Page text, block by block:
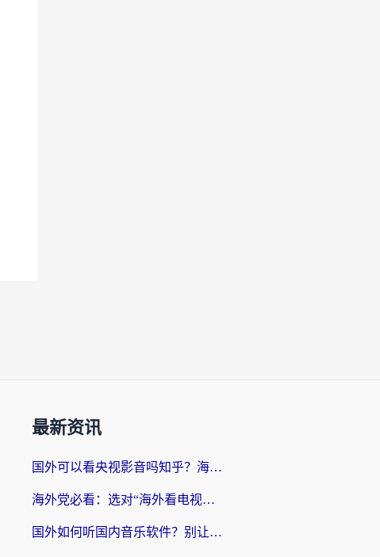
最新资讯
国外可以看央视影音吗知乎？海外党亲测有效的回国加速方案
海外党必看：选对“海外看电视剧软件”，再也不用愁国内剧刷不了
国外如何听国内音乐软件？别让地域限制，断了你的中文歌单